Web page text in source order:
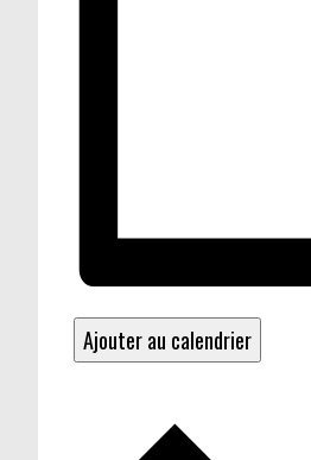
Ajouter au calendrier